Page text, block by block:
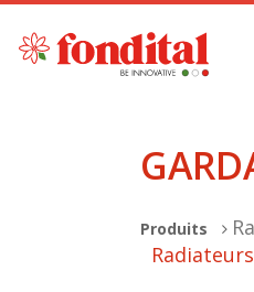
Produits